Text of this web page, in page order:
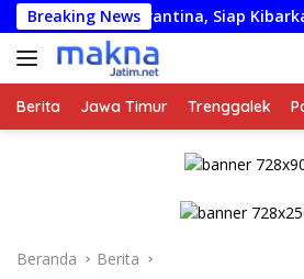
Langsung
ke
konten
Breaking NewsSiap Kibarkan Merah Putih
Berita Jawa Timur Trenggalek
Beranda Berita